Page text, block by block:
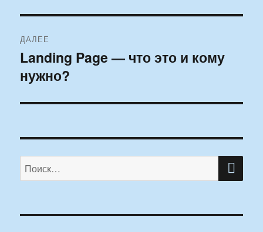
ДАЛЕЕ
Следующая
запись:
Landing Page — что это и кому
нужно?
Искать: